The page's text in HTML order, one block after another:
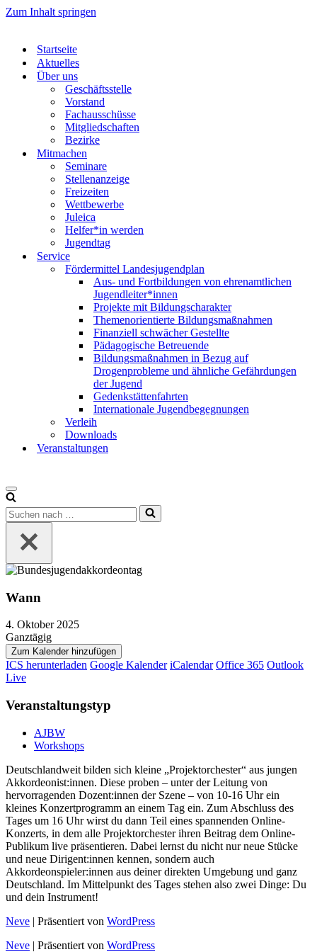
Zum Inhalt springen
Startseite
Aktuelles
Über uns
Geschäftsstelle
Vorstand
Fachausschüsse
Mitgliedschaften
Bezirke
Mitmachen
Seminare
Stellenanzeige
Freizeiten
Wettbewerbe
Juleica
Helfer*in werden
Jugendtag
Service
Fördermittel Landesjugendplan
Aus- und Fortbildungen von ehrenamtlichen
Jugendleiter*innen
Projekte mit Bildungscharakter
Themenorientierte Bildungsmaßnahmen
Finanziell schwächer Gestellte
Pädagogische Betreuende
Bildungsmaßnahmen in Bezug auf
Drogenprobleme und ähnliche Gefährdungen
der Jugend
Gedenkstättenfahrten
Internationale Jugendbegegnungen
Verleih
Downloads
Veranstaltungen
Wann
4. Oktober 2025
Ganztägig
Zum Kalender hinzufügen
ICS herunterladen Google Kalender iCalendar Office 365 Outlook
Live
Veranstaltungstyp
AJBW
Workshops
Deutschlandweit bilden sich kleine „Projektorchester“ aus jungen
Akkordeonist:innen. Diese proben – unter der Leitung von
hervorragenden Dozent:innen der Szene – von 10-16 Uhr ein
kleines Konzertprogramm an einem Tag ein. Zum Abschluss des
Tages um 16 Uhr wirst du dann Teil eines spannenden Online-
Konzerts, in dem alle Projektorchester ihren Beitrag dem Online-
Publikum live präsentieren. Dabei lernst du nicht nur neue Stücke
und neue Dirigent:innen kennen, sondern auch
Akkordeonspieler:innen aus deiner direkten Umgebung und ganz
Deutschland. Im Mittelpunkt des Tages stehen also zwei Dinge: Du
und dein Instrument!
Neve | Präsentiert von WordPress
Neve | Präsentiert von WordPress